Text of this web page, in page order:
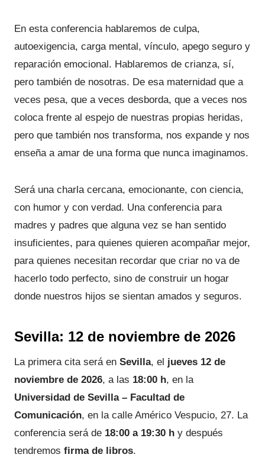
En esta conferencia hablaremos de culpa,
autoexigencia, carga mental, vínculo, apego seguro y
reparación emocional. Hablaremos de crianza, sí,
pero también de nosotras. De esa maternidad que a
veces pesa, que a veces desborda, que a veces nos
coloca frente al espejo de nuestras propias heridas,
pero que también nos transforma, nos expande y nos
enseña a amar de una forma que nunca imaginamos.
Será una charla cercana, emocionante, con ciencia,
con humor y con verdad. Una conferencia para
madres y padres que alguna vez se han sentido
insuficientes, para quienes quieren acompañar mejor,
para quienes necesitan recordar que criar no va de
hacerlo todo perfecto, sino de construir un hogar
donde nuestros hijos se sientan amados y seguros.
Sevilla: 12 de noviembre de 2026
La primera cita será en Sevilla, el jueves 12 de
noviembre de 2026, a las 18:00 h, en la
Universidad de Sevilla – Facultad de
Comunicación, en la calle Américo Vespucio, 27. La
conferencia será de 18:00 a 19:30 h y después
tendremos firma de libros.